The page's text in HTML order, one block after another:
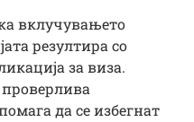
вклучувањето
резултира со
за виза.
проверлива
да се избегнат